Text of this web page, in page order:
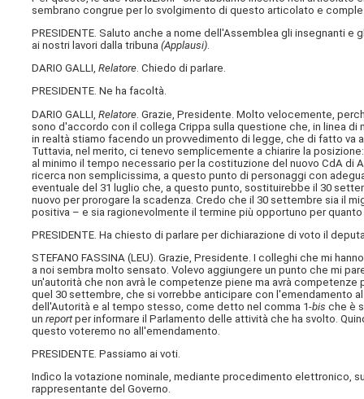
sembrano congrue per lo svolgimento di questo articolato e
PRESIDENTE. Saluto anche a nome dell'Assemblea gli insegnanti
ai nostri lavori dalla tribuna(Applausi).
DARIO GALLI,Relatore. Chiedo di parlare.
PRESIDENTE. Ne ha facoltà.
DARIO GALLI,Relatore . Grazie, Presidente. Molto velocemente,
sono d'accordo con il collega Crippa sulla questione che, in linea
in realtà stiamo facendo un provvedimento di legge, che di fatto va
Tuttavia, nel merito, ci tenevo semplicemente a chiarire la
al minimo il tempo necessario per la costituzione del nuovo CdA di
ricerca non semplicissima, a questo punto di personaggi con
eventuale del 31 luglio che, a questo punto, sostituirebbe il 30
nuovo per prorogare la scadenza. Credo che il 30 settembre sia il
positiva – e sia ragionevolmente il termine più opportuno per
PRESIDENTE. Ha chiesto di parlare per dichiarazione di voto il
STEFANO FASSINA (LEU). Grazie, Presidente. I colleghi che mi
a noi sembra molto sensato. Volevo aggiungere un punto che mi
un'autorità che non avrà le competenze piene ma avrà
quel 30 settembre, che si vorrebbe anticipare con l'emendamento
dell'Autorità e al tempo stesso, come detto nel comma 1-bis che è
unreportper informare il Parlamento delle attività che ha svolto.
questo voteremo no all'emendamento.
PRESIDENTE. Passiamo ai voti.
Indìco la votazione nominale, mediante procedimento elettronico,
rappresentante del Governo.